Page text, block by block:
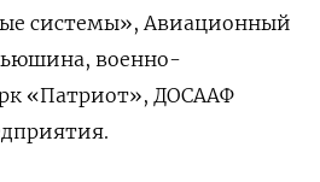
системы», Авиационный
военно-
«Патриот», ДОСААФ